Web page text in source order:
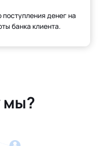
денег на
банка клиента.
мы?